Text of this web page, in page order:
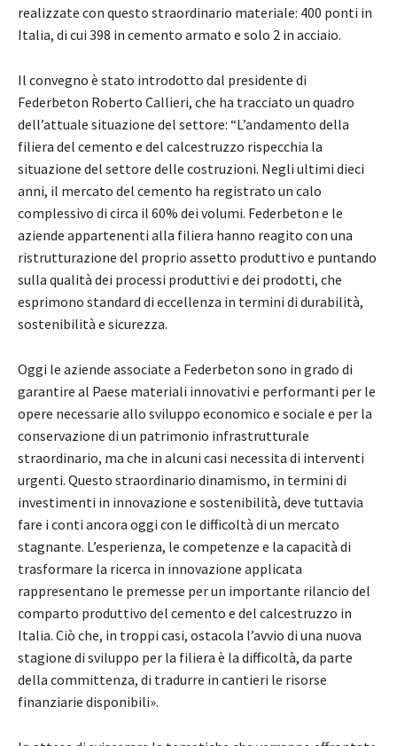
realizzate con questo straordinario materiale: 400 ponti in
Italia, di cui 398 in cemento armato e solo 2 in acciaio.
Il convegno è stato introdotto dal presidente di
Federbeton Roberto Callieri, che ha tracciato un quadro
dell’attuale situazione del settore: “L’andamento della
filiera del cemento e del calcestruzzo rispecchia la
situazione del settore delle costruzioni. Negli ultimi dieci
anni, il mercato del cemento ha registrato un calo
complessivo di circa il 60% dei volumi. Federbeton e le
aziende appartenenti alla filiera hanno reagito con una
ristrutturazione del proprio assetto produttivo e puntando
sulla qualità dei processi produttivi e dei prodotti, che
esprimono standard di eccellenza in termini di durabilità,
sostenibilità e sicurezza.
Oggi le aziende associate a Federbeton sono in grado di
garantire al Paese materiali innovativi e performanti per le
opere necessarie allo sviluppo economico e sociale e per la
conservazione di un patrimonio infrastrutturale
straordinario, ma che in alcuni casi necessita di interventi
urgenti. Questo straordinario dinamismo, in termini di
investimenti in innovazione e sostenibilità, deve tuttavia
fare i conti ancora oggi con le difficoltà di un mercato
stagnante. L’esperienza, le competenze e la capacità di
trasformare la ricerca in innovazione applicata
rappresentano le premesse per un importante rilancio del
comparto produttivo del cemento e del calcestruzzo in
Italia. Ciò che, in troppi casi, ostacola l’avvio di una nuova
stagione di sviluppo per la filiera è la difficoltà, da parte
della committenza, di tradurre in cantieri le risorse
finanziarie disponibili».